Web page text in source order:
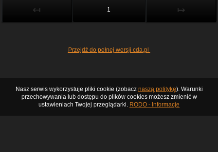
↤ 1 ↦
Przejdź do pełnej wersji cda.pl
Nasz serwis wykorzystuje pliki cookie (zobacz naszą politykę). Warunki
przechowywania lub dostępu do plików cookies możesz zmienić w
ustawieniach Twojej przeglądarki. RODO - Informacje